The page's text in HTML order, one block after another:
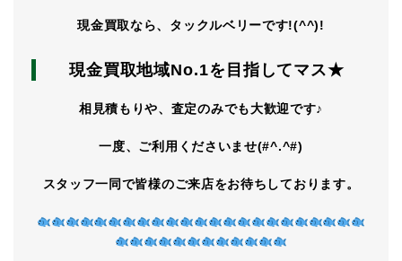
現金買取なら、タックルベリーです!(^^)!
現金買取地域No.1を目指してマス★
相見積もりや、査定のみでも大歓迎です♪
一度、ご利用くださいませ(#^.^#)
スタッフ一同で皆様のご来店をお待ちしております。